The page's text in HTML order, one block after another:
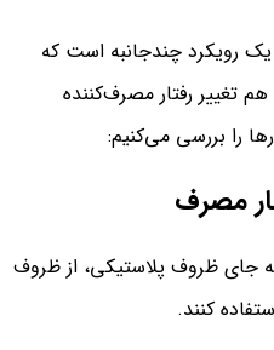
رویکرد چندجانبه است که
تغییر رفتار مصرف‌کننده
را بررسی می‌کنیم:
جای ظروف پلاستیکی، از ظروف
کنند.